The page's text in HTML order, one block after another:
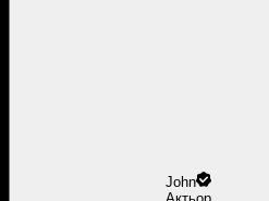
John